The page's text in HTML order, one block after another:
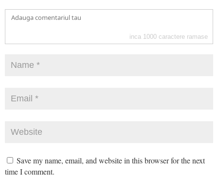
inca 1000 caractere ramase
Save my name, email, and website in this browser for the next
time I comment.